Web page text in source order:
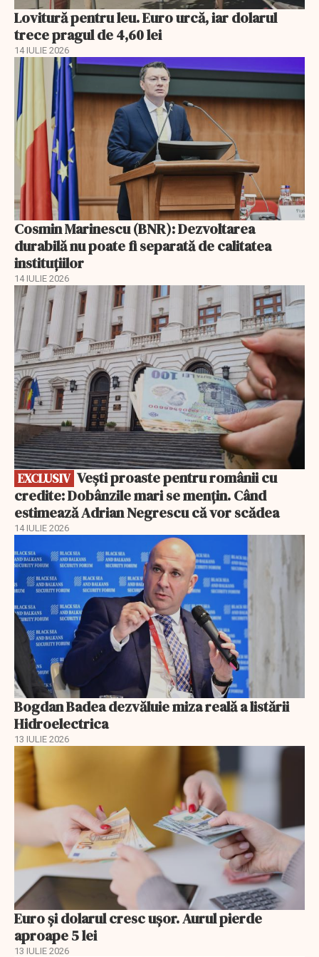
Lovitură pentru leu. Euro urcă, iar dolarul
trece pragul de 4,60 lei
14 IULIE 2026
Cosmin Marinescu (BNR): Dezvoltarea
durabilă nu poate fi separată de calitatea
instituțiilor
14 IULIE 2026
EXCLUSIV
EXCLUSIV
credite: Dobânzile mari se mențin. Când
estimează Adrian Negrescu că vor scădea
14 IULIE 2026
Bogdan Badea dezvăluie miza reală a listării
Hidroelectrica
13 IULIE 2026
Euro și dolarul cresc ușor. Aurul pierde
aproape 5 lei
13 IULIE 2026